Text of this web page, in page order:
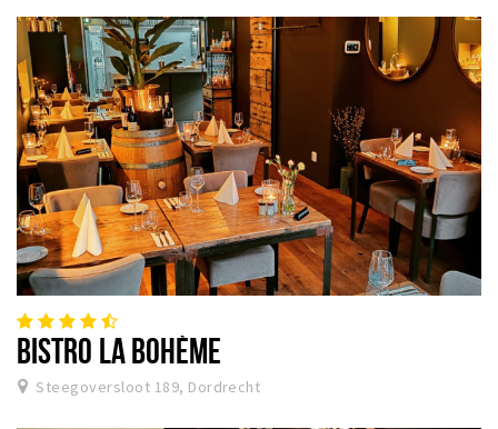
BISTRO LA BOHÈME
Steegoversloot 189, Dordrecht